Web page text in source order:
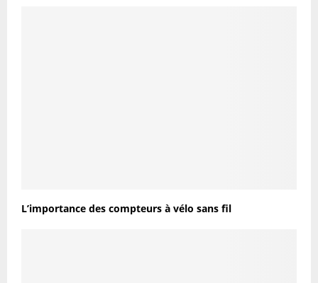
L’importance des compteurs à vélo sans fil